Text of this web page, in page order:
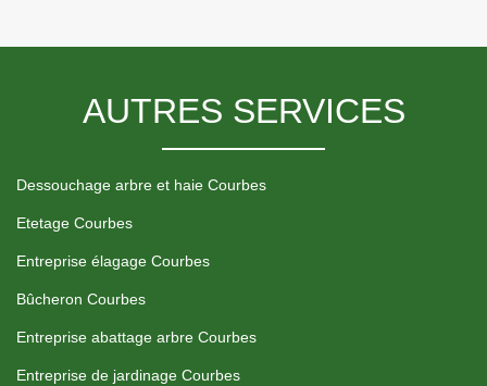
AUTRES SERVICES
Dessouchage arbre et haie Courbes
Etetage Courbes
Entreprise élagage Courbes
Bûcheron Courbes
Entreprise abattage arbre Courbes
Entreprise de jardinage Courbes